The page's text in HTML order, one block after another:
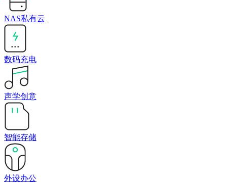
NAS私有云
数码充电
声学创意
智能存储
外设办公